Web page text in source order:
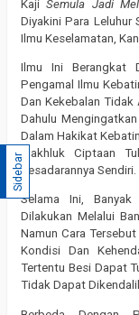
KajiSemula Jadi
Diyakini Para Leluhur
Ilmu Keselamatan,
Ilmu Ini Berangkat
Pengamal Ilmu
Dan Kekebalan Tidak
Dahulu
Dalam Hakikat
Makhluk Ciptaan
Kesadarannya Sendiri.
Selama Ini,
Dilakukan Melalui
Namun Cara
Kondisi Dan
Tertentu Besi Dapat
Tidak Dapat
Sidebar